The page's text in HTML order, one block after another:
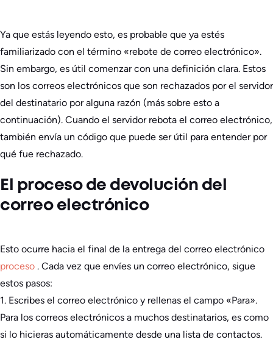
Ya que estás leyendo esto, es probable que ya estés
familiarizado con el término «rebote de correo electrónico».
Sin embargo, es útil comenzar con una definición clara. Estos
son los correos electrónicos que son rechazados por el servidor
del destinatario por alguna razón (más sobre esto a
continuación). Cuando el servidor rebota el correo electrónico,
también envía un código que puede ser útil para entender por
qué fue rechazado.
El proceso de devolución del
correo electrónico
Esto ocurre hacia el final de la entrega del correo electrónico
proceso . Cada vez que envíes un correo electrónico, sigue
estos pasos:
1. Escribes el correo electrónico y rellenas el campo «Para».
Para los correos electrónicos a muchos destinatarios, es como
si lo hicieras automáticamente desde una lista de contactos.